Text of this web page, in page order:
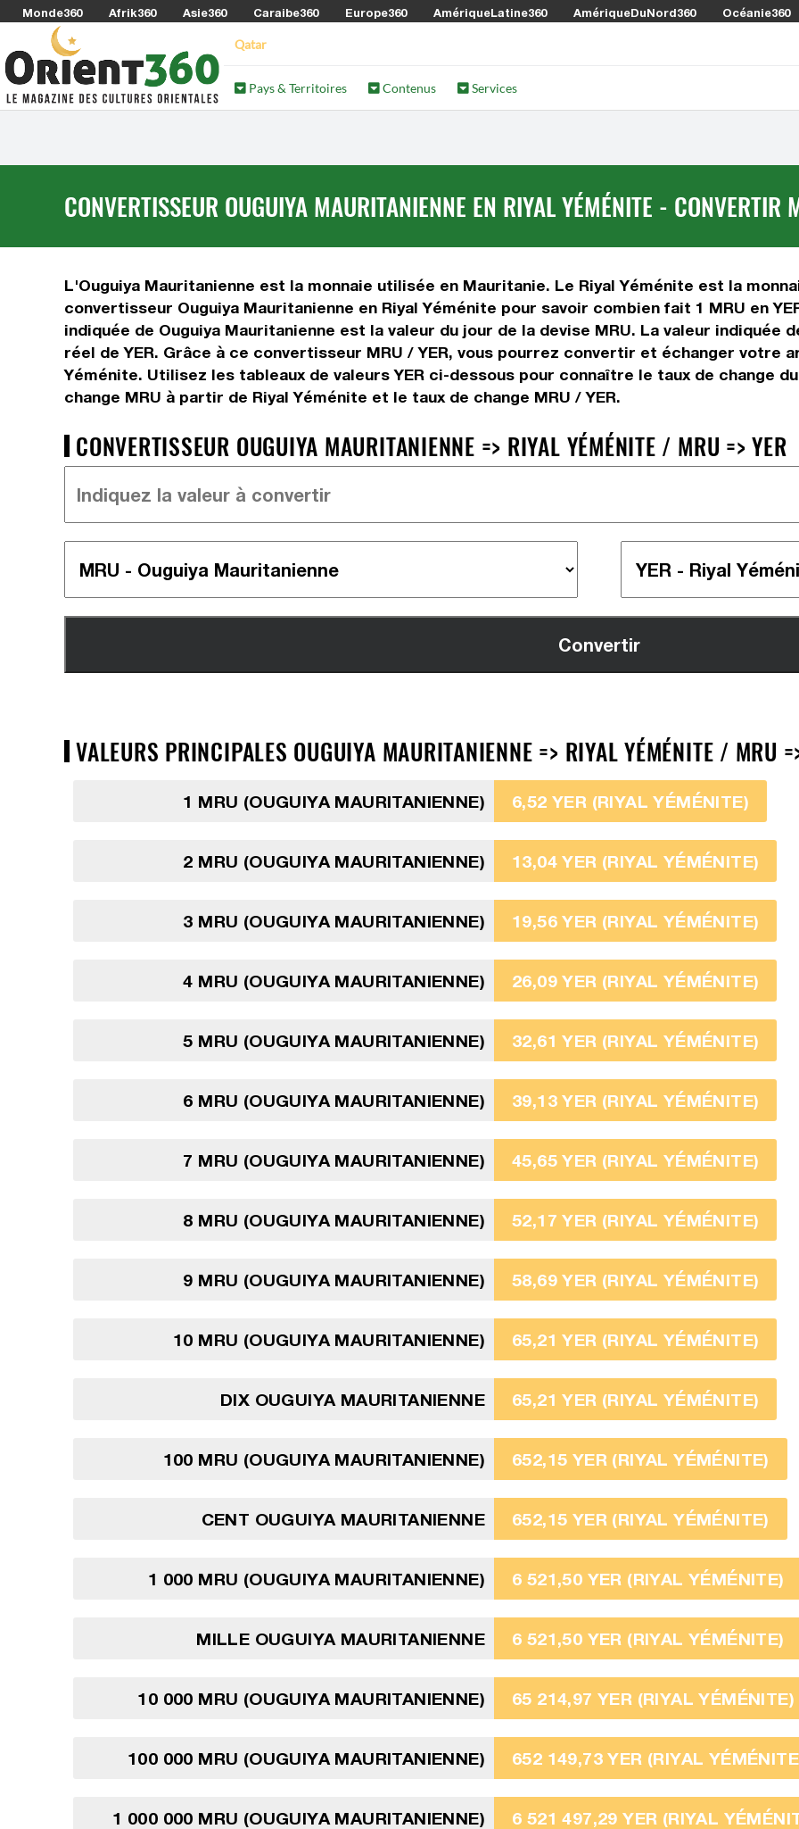
Monde360 Afrik360 Asie360 Caraibe360 Europe360 AmériqueLatine360 AmériqueDuNord360 Océanie360
Qatar
Pays & Territoires Contenus Services
CONVERTISSEUR OUGUIYA MAURITANIENNE EN RIYAL YÉMÉNITE - CONVERTIR
L'Ouguiya Mauritanienne est la monnaie utilisée en Mauritanie. Le Riyal Yéménite est la
convertisseur Ouguiya Mauritanienne en Riyal Yéménite pour savoir combien fait 1 MRU en
indiquée de Ouguiya Mauritanienne est la valeur du jour de la devise MRU. La valeur indiquée
réel de YER. Grâce à ce convertisseur MRU / YER, vous pourrez convertir et échanger votre
Yéménite. Utilisez les tableaux de valeurs YER ci-dessous pour connaître le taux de change
change MRU à partir de Riyal Yéménite et le taux de change MRU / YER.
CONVERTISSEUR OUGUIYA MAURITANIENNE => RIYAL YÉMÉNITE / MRU => YER
VALEURS PRINCIPALES OUGUIYA MAURITANIENNE => RIYAL YÉMÉNITE / MRU
1 MRU (OUGUIYA MAURITANIENNE) 6,52 YER (RIYAL YÉMÉNITE)
2 MRU (OUGUIYA MAURITANIENNE) 13,04 YER (RIYAL YÉMÉNITE)
3 MRU (OUGUIYA MAURITANIENNE) 19,56 YER (RIYAL YÉMÉNITE)
4 MRU (OUGUIYA MAURITANIENNE) 26,09 YER (RIYAL YÉMÉNITE)
5 MRU (OUGUIYA MAURITANIENNE) 32,61 YER (RIYAL YÉMÉNITE)
6 MRU (OUGUIYA MAURITANIENNE) 39,13 YER (RIYAL YÉMÉNITE)
7 MRU (OUGUIYA MAURITANIENNE) 45,65 YER (RIYAL YÉMÉNITE)
8 MRU (OUGUIYA MAURITANIENNE) 52,17 YER (RIYAL YÉMÉNITE)
9 MRU (OUGUIYA MAURITANIENNE) 58,69 YER (RIYAL YÉMÉNITE)
10 MRU (OUGUIYA MAURITANIENNE) 65,21 YER (RIYAL YÉMÉNITE)
DIX OUGUIYA MAURITANIENNE 65,21 YER (RIYAL YÉMÉNITE)
100 MRU (OUGUIYA MAURITANIENNE) 652,15 YER (RIYAL YÉMÉNITE)
CENT OUGUIYA MAURITANIENNE 652,15 YER (RIYAL YÉMÉNITE)
1 000 MRU (OUGUIYA MAURITANIENNE) 6 521,50 YER (RIYAL YÉMÉNITE)
MILLE OUGUIYA MAURITANIENNE 6 521,50 YER (RIYAL YÉMÉNITE)
10 000 MRU (OUGUIYA MAURITANIENNE) 65 214,97 YER (RIYAL YÉMÉNITE)
100 000 MRU (OUGUIYA MAURITANIENNE) 652 149,73 YER (RIYAL
1 000 000 MRU (OUGUIYA MAURITANIENNE) 6 521 497,29 YER (RIYAL